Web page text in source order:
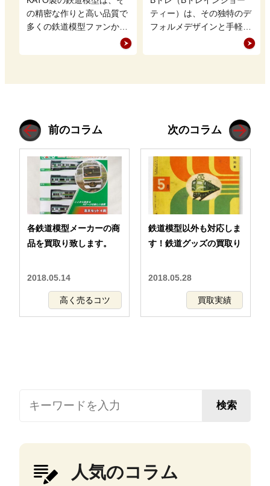
ンス方法
の精密な作りと高い品質で
多くの鉄道模型ファンから
支持を集めています。 し
かし、中には台車の外し方
ポイント
ティー）は、その独特のデ
フォルメデザインと手軽に
楽しめる組み立て式という
点に特徴があり、多くの鉄
前のコラム
各鉄道模型メーカーの商
品を買取り致します。
2018.05.14
高く売るコツ
次のコラム
鉄道模型以外も対応しま
す！鉄道グッズの買取り
2018.05.28
買取実績
検索
人気のコラム